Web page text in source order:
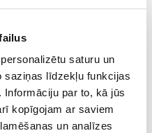
saturu un
saziņas līdzekļu funkcijas
Informāciju par to, kā jūs
kopīgojam ar saviem
un analīzes
spēlēs ieņem trešo
“Hapoel” iekrājusi
באתי להגביר את הקצב
QOlOaL89K3